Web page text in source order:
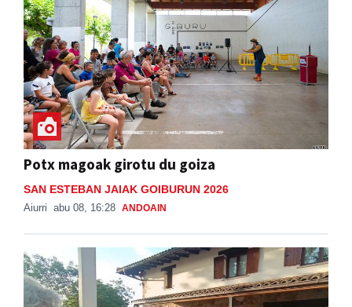
Potx magoak girotu du goiza
SAN ESTEBAN JAIAK GOIBURUN 2026
Aiurri abu 08, 16:28 ANDOAIN